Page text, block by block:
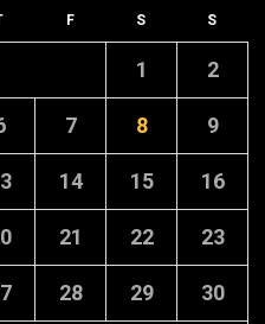
F S S
1 2
7 8 9
14 15 16
21 22 23
28 29 30